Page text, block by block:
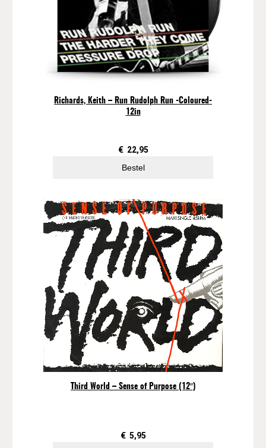
v
i
n
y
l
)
a
n
l
Richards, Keith – Run Rudolph Run -Coloured-
12in
€ 22,95
Bestel
Third World – Sense of Purpose (12″)
€ 5,95